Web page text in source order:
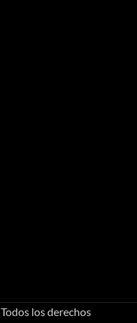
Todos los derechos